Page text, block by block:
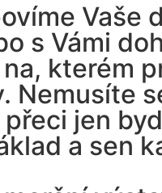
Vaše
s Vámi
kterém
Nemusíte
jen
a sen